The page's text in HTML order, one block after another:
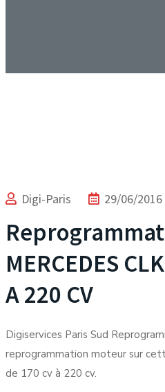
Digi-Paris 29/06/2016
MERCEDES
A 220 CV
Digiservices Paris Sud
reprogrammation moteur sur
de 170 cv à 220 cv.